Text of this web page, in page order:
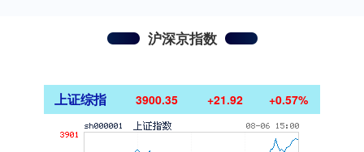
沪深京指数
上证综指 3900.35 +21.92 +0.57%